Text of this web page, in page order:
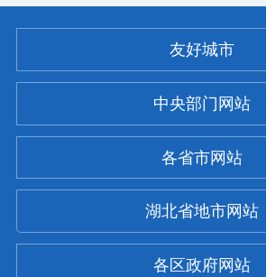
友好城市
中央部门网站
各省市网站
湖北省地市网站
各区政府网站